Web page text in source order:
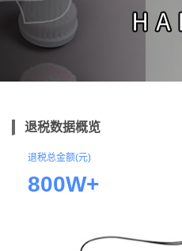
退税数据概览
退税总金额(元)
800W+